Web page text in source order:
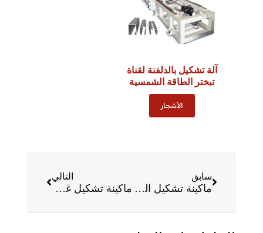
آلة تشكيل بالدلفنة لقناة
تبختر الطاقة الشمسية
الأشجار
سابق
ماكينة تشكيل الشرائح الدوارة: الدليل الكامل لعام 2025
التالي
ماكينة تشكيل غطاء التلال: الدليل النهائي لعام 2025